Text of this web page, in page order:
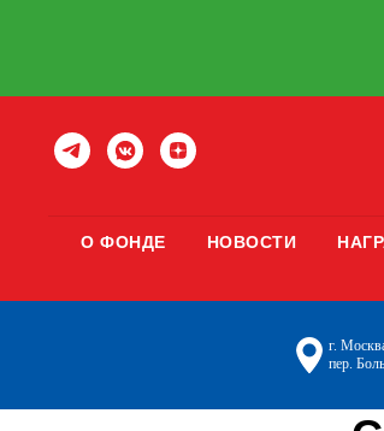
О ФОНДЕ НОВОСТИ
г.
пер.